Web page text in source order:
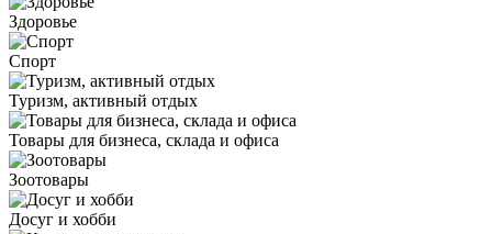
Здоровье
Спорт
Туризм, активный отдых
Товары для бизнеса, склада и офиса
Зоотовары
Досуг и хобби